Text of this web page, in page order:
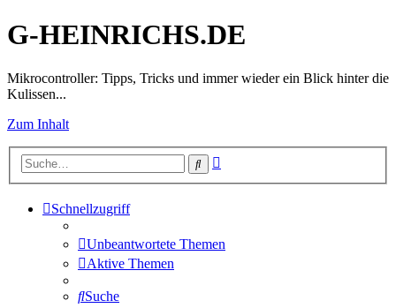
G-HEINRICHS.DE
Mikrocontroller: Tipps, Tricks und immer wieder ein Blick hinter die
Kulissen...
Zum Inhalt
Suche
Schnellzugriff
Unbeantwortete Themen
Aktive Themen
Suche